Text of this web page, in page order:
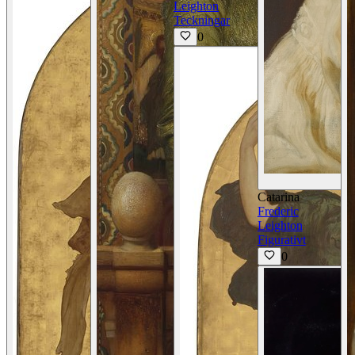
Leighton
Teckningar
0
Catarina
Frederic
Leighton
Figurativt
0